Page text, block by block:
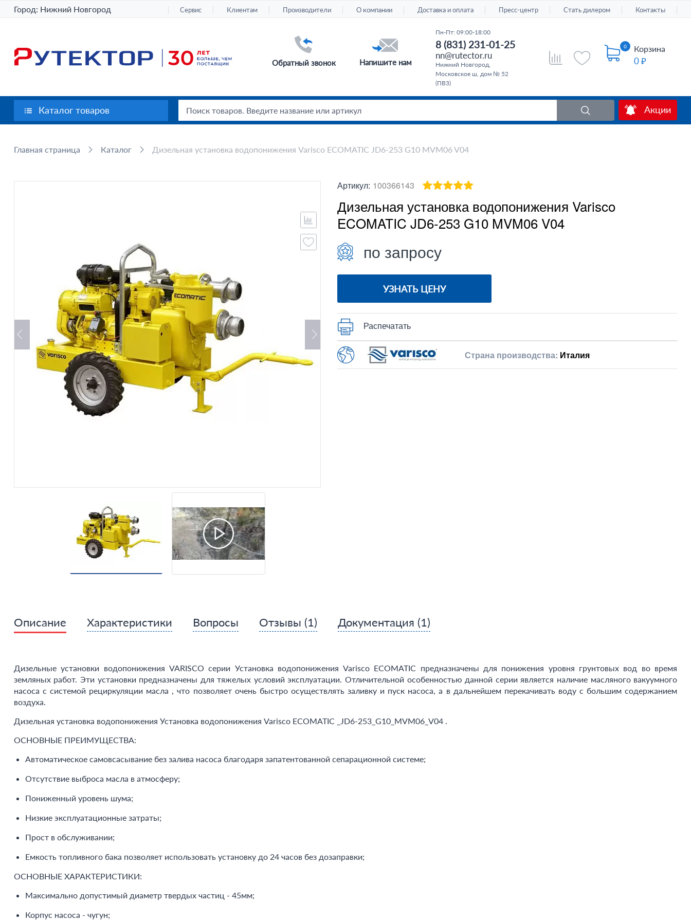
Город: Нижний Новгород Сервис Клиентам Производители О компании Доставка и оплата Пресс-центр Стать дилером Контакты
0 Корзина
0 ₽
Обратный звонок Напишите нам
Пн-Пт: 09:00-18:00
8 (831) 231-01-25
nn@rutector.ru
Нижний Новгород,
Московское ш, дом № 52
(ПВЗ)
Акции
Каталог товаров
Главная страница Каталог Дизельная установка водопонижения Varisco ECOMATIC JD6-253 G10 MVM06 V04
Артикул: 100366143
Дизельная установка водопонижения Varisco
ECOMATIC JD6-253 G10 MVM06 V04
по запросу
УЗНАТЬ ЦЕНУ
Распечатать
Страна производства: Италия
Описание Характеристики Вопросы Отзывы (1) Документация (1)
Дизельные установки водопонижения VARISCO серии Установка водопонижения Varisco ECOMATIC предназначены для понижения уровня грунтовых вод во время
земляных работ. Эти установки предназначены для тяжелых условий эксплуатации. Отличительной особенностью данной серии является наличие масляного вакуумного
насоса с системой рециркуляции масла , что позволяет очень быстро осуществлять заливку и пуск насоса, а в дальнейшем перекачивать воду с большим содержанием
воздуха.
Дизельная установка водопонижения Установка водопонижения Varisco ECOMATIC _JD6-253_G10_MVM06_V04 .
ОСНОВНЫЕ ПРЕИМУЩЕСТВА:
Автоматическое самовсасывание без залива насоса благодаря запатентованной сепарационной системе;
Отсутствие выброса масла в атмосферу;
Пониженный уровень шума;
Низкие эксплуатационные затраты;
Прост в обслуживании;
Емкость топливного бака позволяет использовать установку до 24 часов без дозаправки;
ОСНОВНЫЕ ХАРАКТЕРИСТИКИ:
Максимально допустимый диаметр твердых частиц - 45мм;
Корпус насоса - чугун;